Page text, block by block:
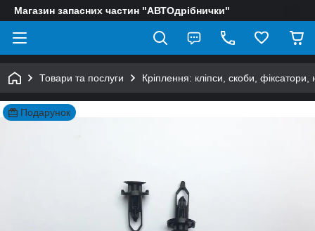
Магазин запасних частин "АВТОдрібнички"
Товари та послуги Кріплення: кліпси, скоби, фіксатори,
Подарунок